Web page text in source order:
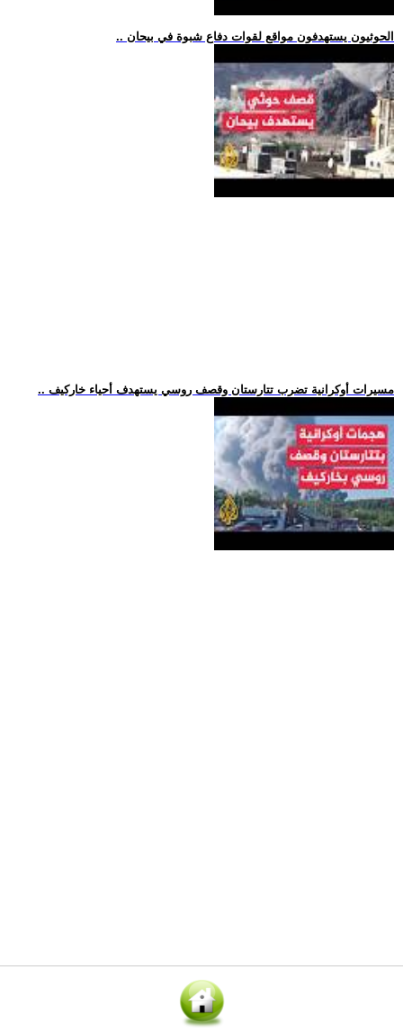
.. الحوثيون يستهدفون مواقع لقوات دفاع شبوة في بيحان
.. مسيرات أوكرانية تضرب تتارستان وقصف روسي يستهدف أحياء خاركيف